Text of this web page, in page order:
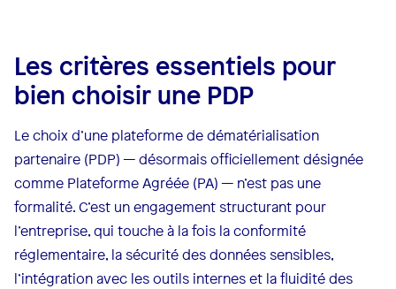
Les critères essentiels pour
bien choisir une PDP
Le choix d’une plateforme de dématérialisation
partenaire (PDP) — désormais officiellement désignée
comme Plateforme Agréée (PA) — n’est pas une
formalité. C’est un engagement structurant pour
l’entreprise, qui touche à la fois la conformité
réglementaire, la sécurité des données sensibles,
l’intégration avec les outils internes et la fluidité des